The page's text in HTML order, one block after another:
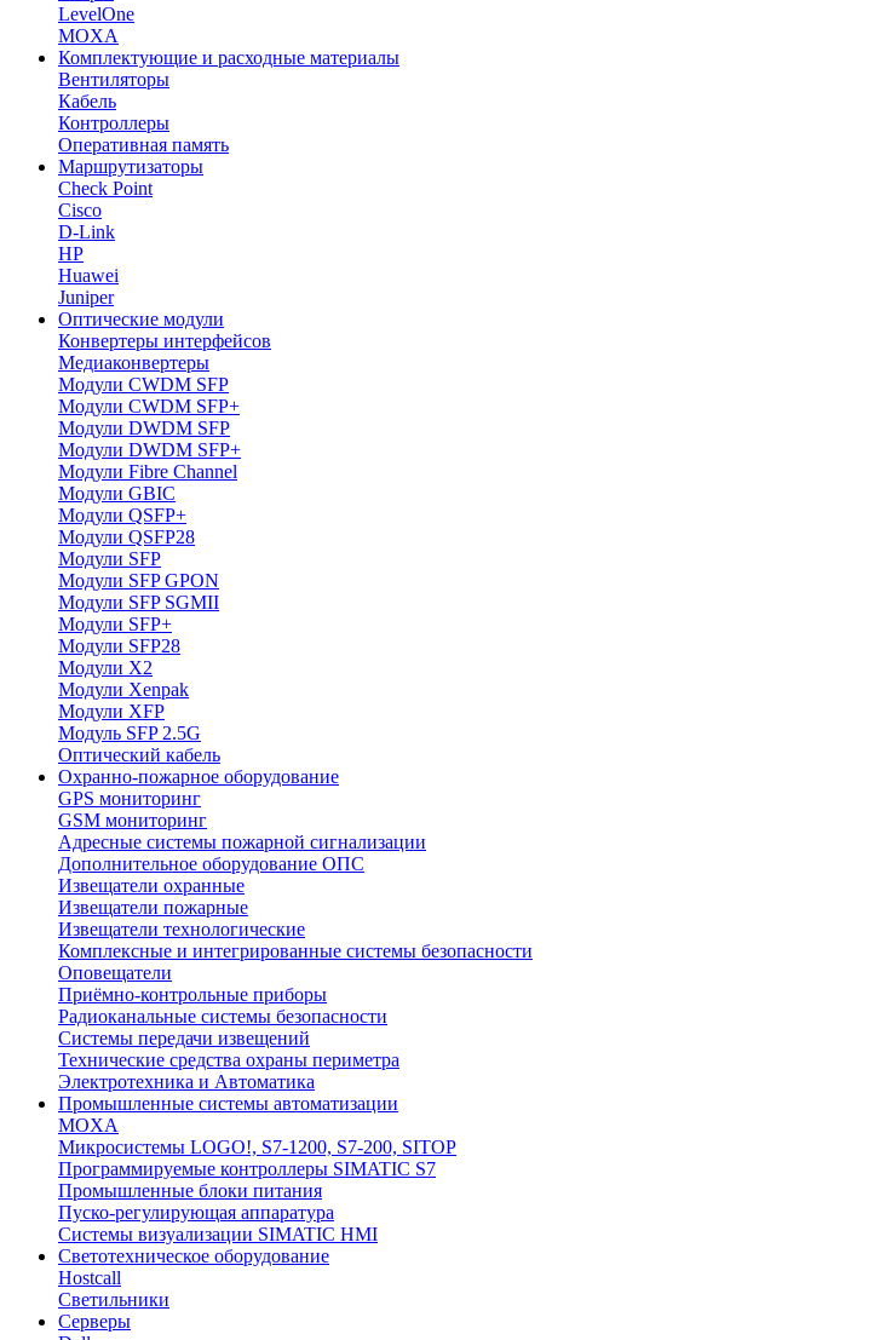
LevelOne
MOXA
Комплектующие и расходные материалы
Вентиляторы
Кабель
Контроллеры
Оперативная память
Маршрутизаторы
Check Point
Cisco
D-Link
HP
Huawei
Juniper
Оптические модули
Конвертеры интерфейсов
Медиаконвертеры
Модули CWDM SFP
Модули CWDM SFP+
Модули DWDM SFP
Модули DWDM SFP+
Модули Fibre Channel
Модули GBIC
Модули QSFP+
Модули QSFP28
Модули SFP
Модули SFP GPON
Модули SFP SGMII
Модули SFP+
Модули SFP28
Модули X2
Модули Xenpak
Модули XFP
Модуль SFP 2.5G
Оптический кабель
Охранно-пожарное оборудование
GPS мониторинг
GSM мониторинг
Адресные системы пожарной сигнализации
Дополнительное оборудование ОПС
Извещатели охранные
Извещатели пожарные
Извещатели технологические
Комплексные и интегрированные системы безопасноcти
Оповещатели
Приёмно-контрольные приборы
Радиоканальные системы безопасности
Системы передачи извещений
Технические средства охраны периметра
Электротехника и Автоматика
Промышленные системы автоматизации
MOXA
Микросистемы LOGO!, S7-1200, S7-200, SITOP
Программируемые контроллеры SIMATIC S7
Промышленные блоки питания
Пуско-регулирующая аппаратура
Системы визуализации SIMATIC HMI
Светотехническое оборудование
Hostcall
Светильники
Серверы